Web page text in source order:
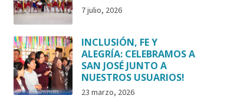
7 julio, 2026
INCLUSIÓN, FE Y
ALEGRÍA: CELEBRAMOS A
SAN JOSÉ JUNTO A
NUESTROS USUARIOS!
23 marzo, 2026